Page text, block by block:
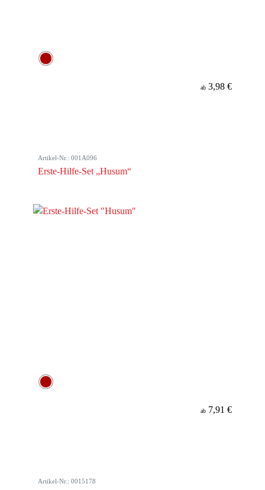
ab 3,98 €
Artikel-Nr.: 001A096
Erste-Hilfe-Set „Husum“
ab 7,91 €
Artikel-Nr.: 0015178